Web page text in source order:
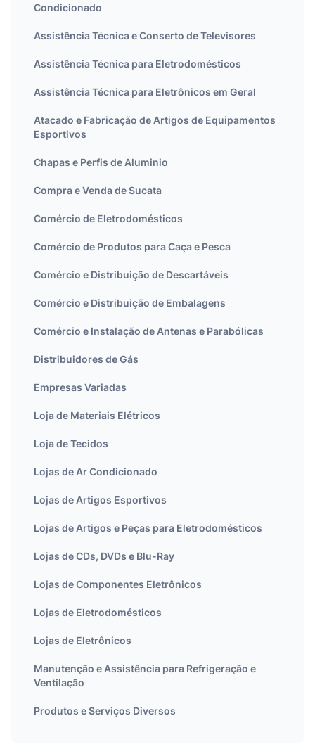
Condicionado
Assistência Técnica e Conserto de Televisores
Assistência Técnica para Eletrodomésticos
Assistência Técnica para Eletrônicos em Geral
Atacado e Fabricação de Artigos de Equipamentos
Esportivos
Chapas e Perfis de Aluminio
Compra e Venda de Sucata
Comércio de Eletrodomésticos
Comércio de Produtos para Caça e Pesca
Comércio e Distribuição de Descartáveis
Comércio e Distribuição de Embalagens
Comércio e Instalação de Antenas e Parabólicas
Distribuidores de Gás
Empresas Variadas
Loja de Materiais Elétricos
Loja de Tecidos
Lojas de Ar Condicionado
Lojas de Artigos Esportivos
Lojas de Artigos e Peças para Eletrodomésticos
Lojas de CDs, DVDs e Blu-Ray
Lojas de Componentes Eletrônicos
Lojas de Eletrodomésticos
Lojas de Eletrônicos
Manutenção e Assistência para Refrigeração e
Ventilação
Produtos e Serviços Diversos